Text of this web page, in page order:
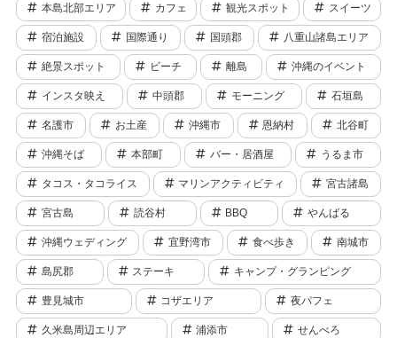
本島北部エリア カフェ 観光スポット スイーツ
宿泊施設 国際通り 国頭郡 八重山諸島エリア
絶景スポット ビーチ 離島 沖縄のイベント
インスタ映え 中頭郡 モーニング 石垣島
名護市 お土産 沖縄市 恩納村 北谷町
沖縄そば 本部町 バー・居酒屋 うるま市
タコス・タコライス マリンアクティビティ 宮古諸島
宮古島 読谷村 BBQ やんばる
沖縄ウェディング 宜野湾市 食べ歩き 南城市
島尻郡 ステーキ キャンプ・グランピング
豊見城市 コザエリア 夜パフェ
久米島周辺エリア 浦添市 せんべろ